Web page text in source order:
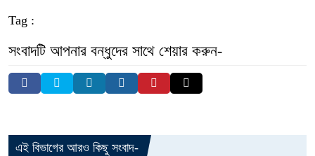
Tag :
সংবাদটি আপনার বন্ধুদের সাথে শেয়ার করুন-
এই বিভাগের আরও কিছু সংবাদ-